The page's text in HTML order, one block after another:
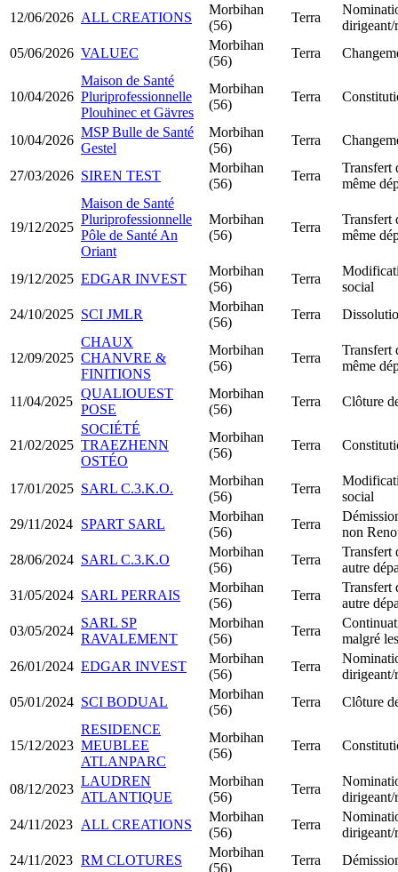
12/06/2026 ALL CREATIONS
Morbihan
(56)
Terra
dirigeant/
05/06/2026 VALUEC
Morbihan
(56)
Terra
10/04/2026
Maison de Santé
Pluriprofessionnelle
Plouhinec et Gävres
Morbihan
(56)
Terra
10/04/2026
MSP Bulle de Santé
Gestel
Morbihan
(56)
Terra
27/03/2026 SIREN TEST
Morbihan
(56)
Terra
Transfert
même
19/12/2025
Maison de Santé
Pluriprofessionnelle
Pôle de Santé An
Oriant
Morbihan
(56)
Terra
Transfert
même
19/12/2025 EDGAR INVEST
Morbihan
(56)
Terra
social
24/10/2025 SCI JMLR
Morbihan
(56)
Terra
12/09/2025
CHAUX
CHANVRE &
FINITIONS
Morbihan
(56)
Terra
Transfert
même
11/04/2025
QUALIOUEST
POSE
Morbihan
(56)
Terra Clôture
21/02/2025
SOCIÉTÉ
TRAEZHENN
OSTÉO
Morbihan
(56)
Terra
17/01/2025 SARL C.3.K.O.
Morbihan
(56)
Terra
social
29/11/2024 SPART SARL
Morbihan
(56)
Terra
non
28/06/2024 SARL C.3.K.O
Morbihan
(56)
Terra
Transfert
autre
31/05/2024 SARL PERRAIS
Morbihan
(56)
Terra
Transfert
autre
03/05/2024
SARL SP
RAVALEMENT
Morbihan
(56)
Terra
malgré
26/01/2024 EDGAR INVEST
Morbihan
(56)
Terra
dirigeant/
05/01/2024 SCI BODUAL
Morbihan
(56)
Terra Clôture
15/12/2023
RESIDENCE
MEUBLEE
ATLANPARC
Morbihan
(56)
Terra
08/12/2023
LAUDREN
ATLANTIQUE
Morbihan
(56)
Terra
dirigeant/
24/11/2023 ALL CREATIONS
Morbihan
(56)
Terra
dirigeant/
24/11/2023 RM CLOTURES
Morbihan
(56)
Terra